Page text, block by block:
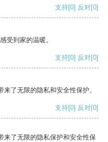
支持[0] 反对[0]
受到家的温暖。
支持[0] 反对[0]
了无限的隐私和安全性保护。
支持[0] 反对[0]
来了无限的隐私保护和安全性保